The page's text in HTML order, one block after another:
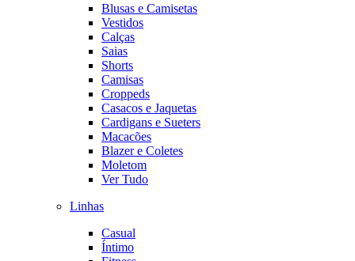
Blusas e Camisetas
Vestidos
Calças
Saias
Shorts
Camisas
Croppeds
Casacos e Jaquetas
Cardigans e Sueters
Macacões
Blazer e Coletes
Moletom
Ver Tudo
Linhas
Casual
Íntimo